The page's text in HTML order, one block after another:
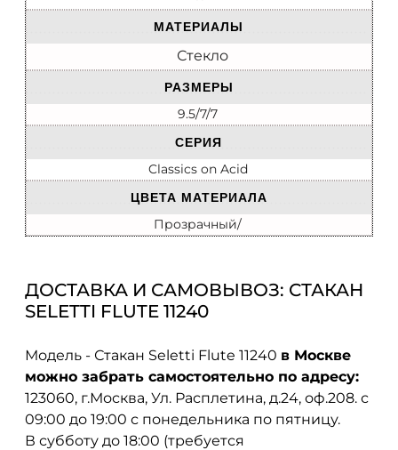
МАТЕРИАЛЫ
Стекло
РАЗМЕРЫ
9.5/7/7
СЕРИЯ
Classics on Acid
ЦВЕТА МАТЕРИАЛА
Прозрачный/
ДОСТАВКА И САМОВЫВОЗ: СТАКАН
SELETTI FLUTE 11240
Модель - Стакан Seletti Flute 11240 в Москве
можно забрать самостоятельно по адресу:
123060, г.Москва, Ул. Расплетина, д.24, оф.208. с
09:00 до 19:00 с понедельника по пятницу.
В субботу до 18:00 (требуется